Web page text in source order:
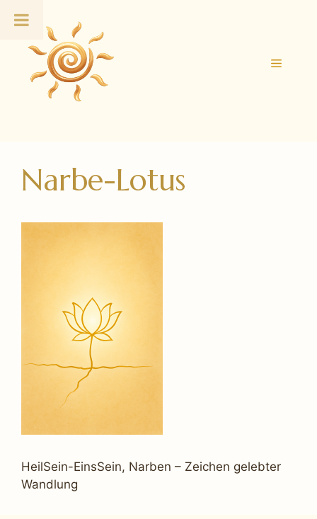
Inhalt
springen
Menü
Narbe-Lotus
HeilSein-EinsSein, Narben – Zeichen gelebter
Wandlung